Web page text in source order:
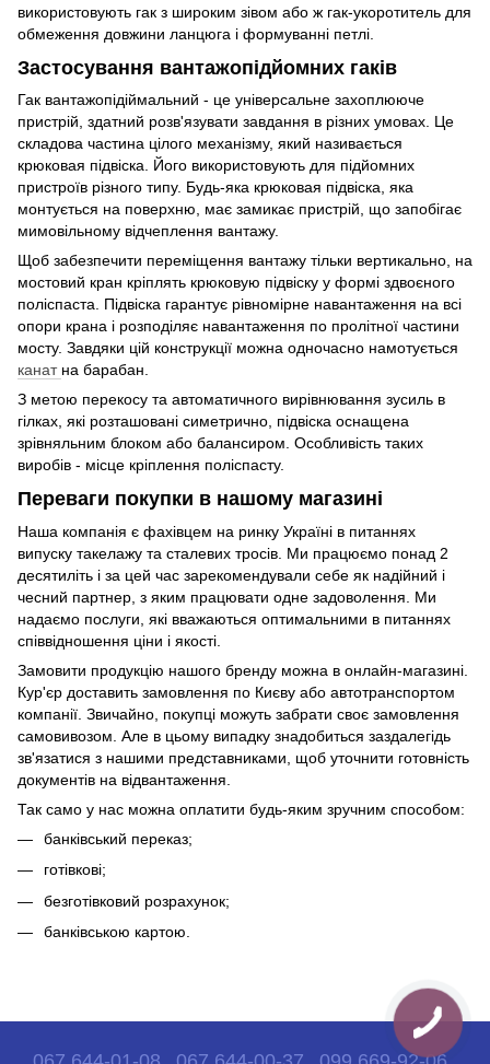
використовують гак з широким зівом або ж гак-укоротитель для
обмеження довжини ланцюга і формуванні петлі.
Застосування вантажопідйомних гаків
Гак вантажопідіймальний - це універсальне захоплююче
пристрій, здатний розв'язувати завдання в різних умовах. Це
складова частина цілого механізму, який називається
крюковая підвіска. Його використовують для підйомних
пристроїв різного типу. Будь-яка крюковая підвіска, яка
монтується на поверхню, має замикає пристрій, що запобігає
мимовільному відчеплення вантажу.
Щоб забезпечити переміщення вантажу тільки вертикально, на
мостовий кран кріплять крюковую підвіску у формі здвоєного
поліспаста. Підвіска гарантує рівномірне навантаження на всі
опори крана і розподіляє навантаження по пролітної частини
мосту. Завдяки цій конструкції можна одночасно намотується
канат на барабан.
З метою перекосу та автоматичного вирівнювання зусиль в
гілках, які розташовані симетрично, підвіска оснащена
зрівняльним блоком або балансиром. Особливість таких
виробів - місце кріплення поліспасту.
Переваги покупки в нашому магазині
Наша компанія є фахівцем на ринку Україні в питаннях
випуску такелажу та сталевих тросів. Ми працюємо понад 2
десятиліть і за цей час зарекомендували себе як надійний і
чесний партнер, з яким працювати одне задоволення. Ми
надаємо послуги, які вважаються оптимальними в питаннях
співвідношення ціни і якості.
Замовити продукцію нашого бренду можна в онлайн-магазині.
Кур'єр доставить замовлення по Києву або автотранспортом
компанії. Звичайно, покупці можуть забрати своє замовлення
самовивозом. Але в цьому випадку знадобиться заздалегідь
зв'язатися з нашими представниками, щоб уточнити готовність
документів на відвантаження.
Так само у нас можна оплатити будь-яким зручним способом:
банківський переказ;
готівкові;
безготівковий розрахунок;
банківською картою.